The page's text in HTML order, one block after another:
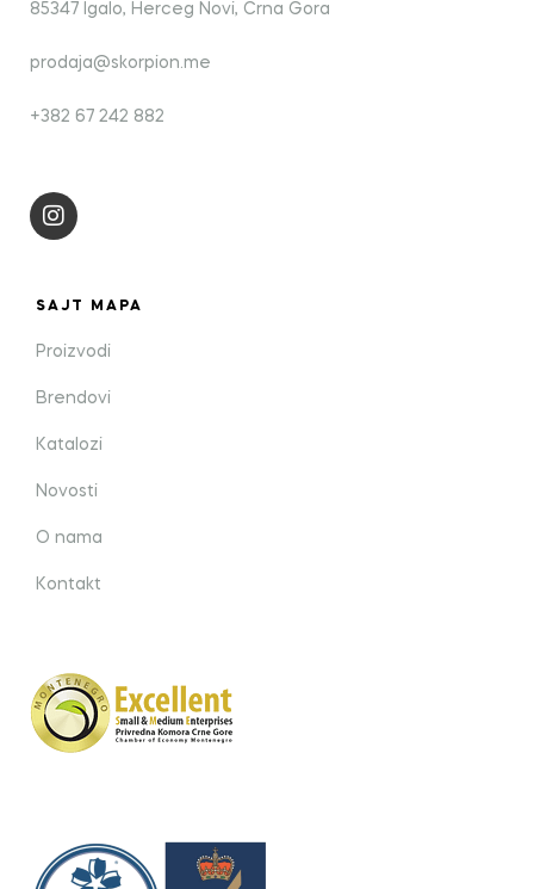
85347 Igalo, Herceg Novi, Crna Gora
prodaja@skorpion.me
+382 67 242 882
SAJT MAPA
Proizvodi
Brendovi
Katalozi
Novosti
O nama
Kontakt